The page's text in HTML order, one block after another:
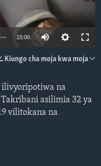
360p 480p
15:00 Auto
480p
Kiungo cha moja kwa moja
na
asilimia 32 ya
vilitokana na